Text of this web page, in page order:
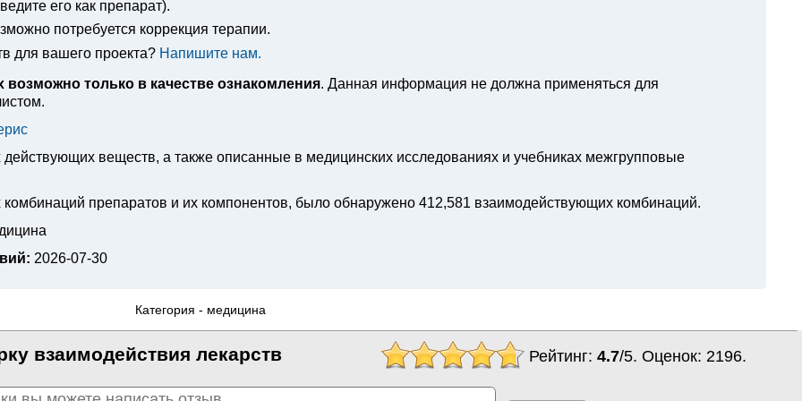
его как препарат).
потребуется коррекция терапии.
для вашего проекта? Напишите нам.
только в качестве ознакомления. Данная информация не должна применяться для
веществ, а также описанные в медицинских исследованиях и учебниках межгрупповые
препаратов и их компонентов, было обнаружено 412,581 взаимодействующих комбинаций.
2026-07-30
Категория - медицина
Рейтинг: 4.7/5. Оценок: 2196.
взаимодействия лекарств